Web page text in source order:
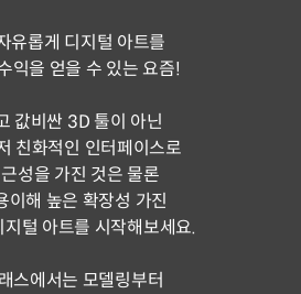
유롭게 디지털 아트를
익을 얻을 수 있는 요즘!
값비싼 3D 툴이 아닌
친화적인 인터페이스로
성을 가진 것은 물론
이해 높은 확장성 가진
털 아트를 시작해보세요.
스에서는 모델링부터